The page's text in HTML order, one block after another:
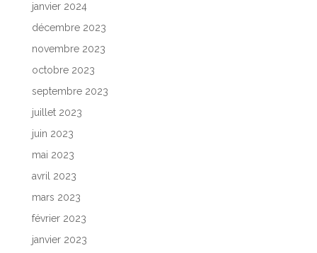
janvier 2024
décembre 2023
novembre 2023
octobre 2023
septembre 2023
juillet 2023
juin 2023
mai 2023
avril 2023
mars 2023
février 2023
janvier 2023